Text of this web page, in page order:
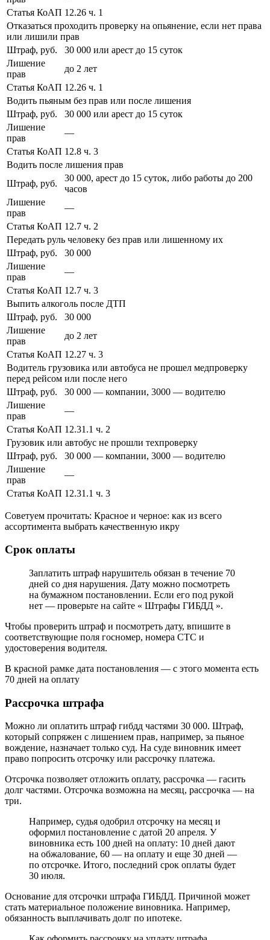
Статья КоАП 12.26 ч. 1
Отказаться проходить проверку на опьянение, если нет права
или лишили прав
Штраф, руб.
30 000 или арест до 15 суток
Лишение
прав
до 2 лет
Статья КоАП 12.26 ч. 1
Водить пьяным без прав или после лишения
Штраф, руб.
30 000 или арест до 15 суток
Лишение
прав
—
Статья КоАП 12.8 ч. 3
Водить после лишения прав
Штраф, руб.
30 000, арест до 15 суток, либо работы до 200
часов
Лишение
прав
—
Статья КоАП 12.7 ч. 2
Передать руль человеку без прав или лишенному их
Штраф, руб.
30 000
Лишение
прав
—
Статья КоАП 12.7 ч. 3
Выпить алкоголь после ДТП
Штраф, руб.
30 000
Лишение
прав
до 2 лет
Статья КоАП 12.27 ч. 3
Водитель грузовика или автобуса не прошел медпроверку
перед рейсом или после него
Штраф, руб.
30 000 — компании, 3000 — водителю
Лишение
прав
—
Статья КоАП 12.31.1 ч. 2
Грузовик или автобус не прошли техпроверку
Штраф, руб.
30 000 — компании, 3000 — водителю
Лишение
прав
—
Статья КоАП 12.31.1 ч. 3
Советуем прочитать: Красное и черное: как из всего
ассортимента выбрать качественную икру
Срок оплаты
Заплатить штраф нарушитель обязан в течение 70
дней со дня нарушения. Дату можно посмотреть
на бумажном постановлении. Если его под рукой
нет — проверьте на сайте « Штрафы ГИБДД ».
Чтобы проверить штраф и посмотреть дату, впишите в
соответствующие поля госномер, номера СТС и
удостоверения водителя.
В красной рамке дата постановления — с этого момента есть
70 дней на оплату
Рассрочка штрафа
Можно ли оплатить штраф гибдд частями 30 000. Штраф,
который сопряжен с лишением прав, например, за пьяное
вождение, назначает только суд. На суде виновник имеет
право попросить отсрочку или рассрочку платежа.
Отсрочка позволяет отложить оплату, рассрочка — гасить
долг частями. Отсрочка возможна на месяц, рассрочка — на
три.
Например, судья одобрил отсрочку на месяц и
оформил постановление с датой 20 апреля. У
виновника есть 100 дней на оплату: 10 дней дают
на обжалование, 60 — на оплату и еще 30 дней —
по отсрочке. Итого, последний срок оплаты будет
30 июля.
Основание для отсрочки штрафа ГИБДД. Причиной может
стать материальное положение виновника. Например,
обязанность выплачивать долг по ипотеке.